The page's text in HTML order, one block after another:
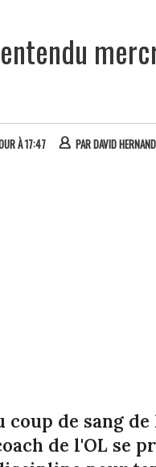
À 17:47 PARDAVID
de sang de
de l'OL se